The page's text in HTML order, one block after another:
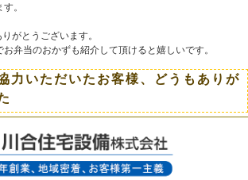
。
がとうございます。
当のおかずも紹介して頂けると嬉しいです。
力いただいたお客様、どうもありが